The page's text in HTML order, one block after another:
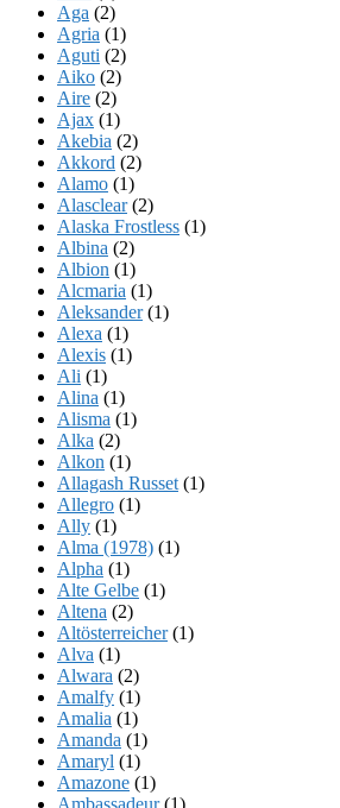
Aga (2)
Agria (1)
Aguti (2)
Aiko (2)
Aire (2)
Ajax (1)
Akebia (2)
Akkord (2)
Alamo (1)
Alasclear(2)
Alaska Frostless (1)
Albina (2)
Albion (1)
Alcmaria (1)
Aleksander(1)
Alexa (1)
Alexis (1)
Ali (1)
Alina (1)
Alisma (1)
Alka (2)
Alkon (1)
Allagash Russet (1)
Allegro (1)
Ally (1)
Alma (1978) (1)
Alpha (1)
Alte Gelbe (1)
Altena (2)
Altösterreicher(1)
Alva (1)
Alwara (2)
Amalfy (1)
Amalia (1)
Amanda (1)
Amaryl (1)
Amazone (1)
Ambassadeur(1)